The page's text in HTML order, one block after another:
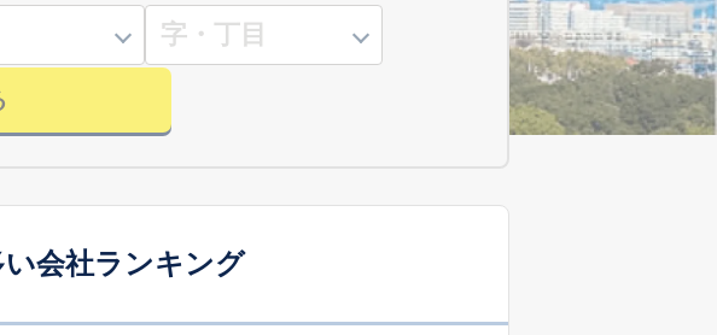
会社ランキング